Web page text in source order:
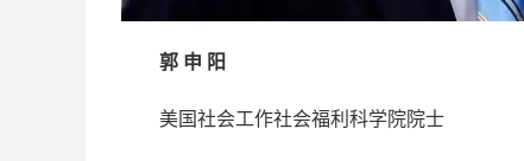
郭 申 阳
美国社会工作社会福利科学院院士